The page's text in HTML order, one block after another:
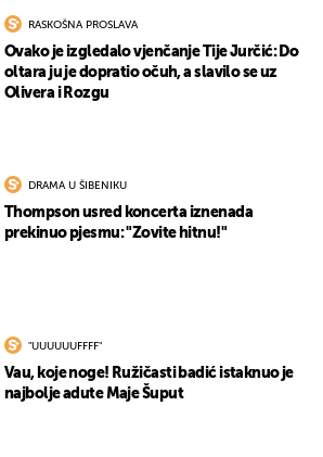
RASKOŠNA PROSLAVA
Ovako je izgledalo vjenčanje Tije Jurčić: Do
oltara ju je dopratio očuh, a slavilo se uz
Olivera i Rozgu
DRAMA U ŠIBENIKU
Thompson usred koncerta iznenada
prekinuo pjesmu: "Zovite hitnu!"
"UUUUUUFFFF"
Vau, koje noge! Ružičasti badić istaknuo je
najbolje adute Maje Šuput